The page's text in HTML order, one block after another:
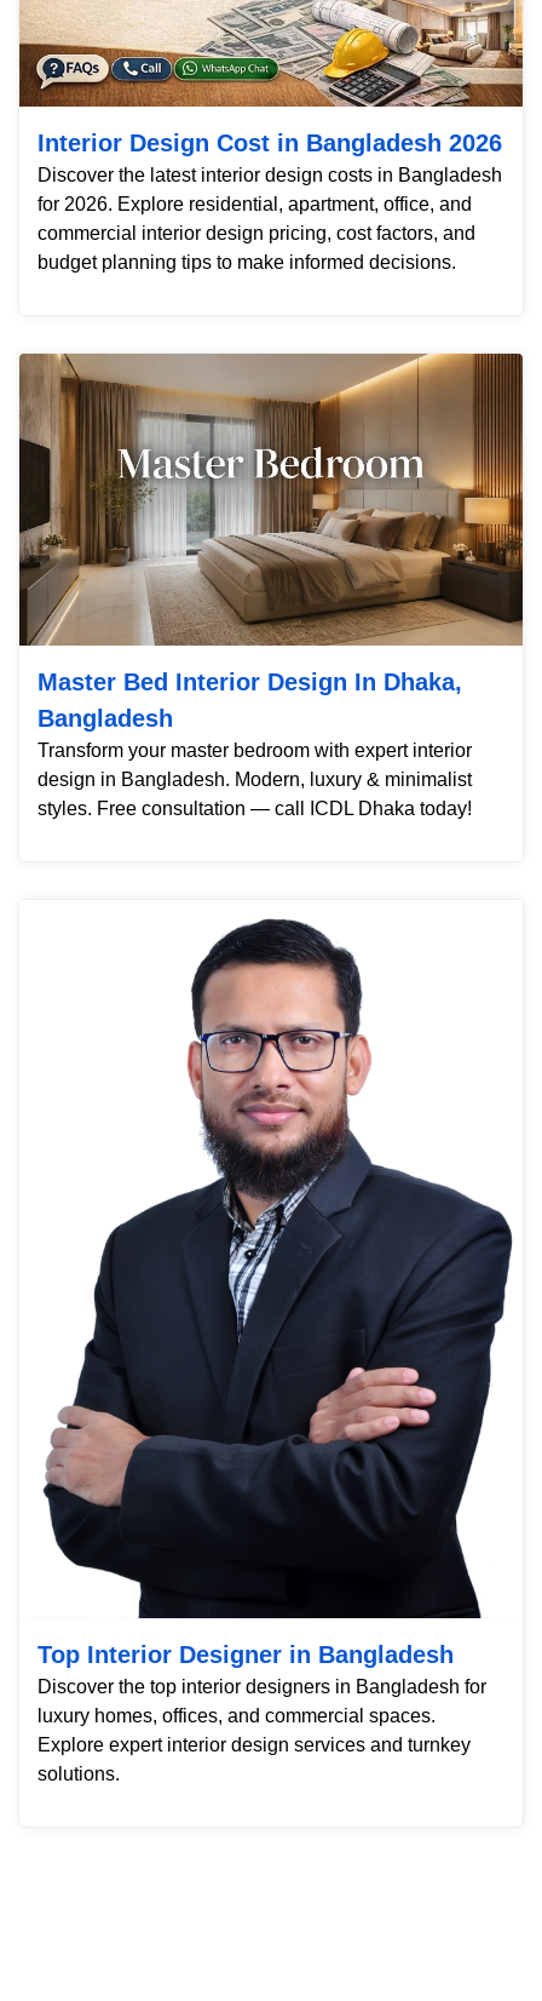
Interior Design Cost in Bangladesh 2026
Discover the latest interior design costs in Bangladesh
for 2026. Explore residential, apartment, office, and
commercial interior design pricing, cost factors, and
budget planning tips to make informed decisions.
Master Bed Interior Design In Dhaka,
Bangladesh
Transform your master bedroom with expert interior
design in Bangladesh. Modern, luxury & minimalist
styles. Free consultation — call ICDL Dhaka today!
Top Interior Designer in Bangladesh
Discover the top interior designers in Bangladesh for
luxury homes, offices, and commercial spaces.
Explore expert interior design services and turnkey
solutions.